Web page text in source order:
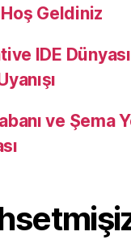
Hoş Geldiniz
IDE
ve Şema